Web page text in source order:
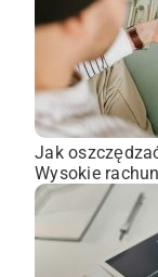
Jak
Wysokie